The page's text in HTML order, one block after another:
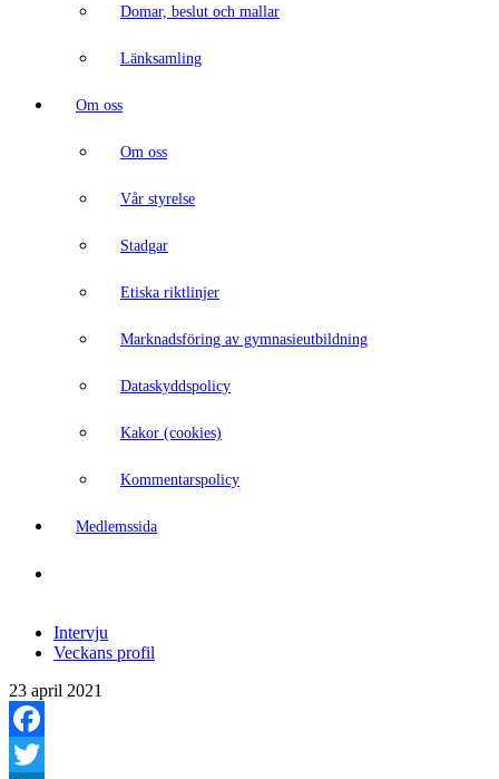
Domar, beslut och mallar
Länksamling
Om oss
Om oss
Vår styrelse
Stadgar
Etiska riktlinjer
Marknadsföring av gymnasieutbildning
Dataskyddspolicy
Kakor (cookies)
Kommentarspolicy
Medlemssida
Intervju
Veckans profil
23 april 2021
Facebook